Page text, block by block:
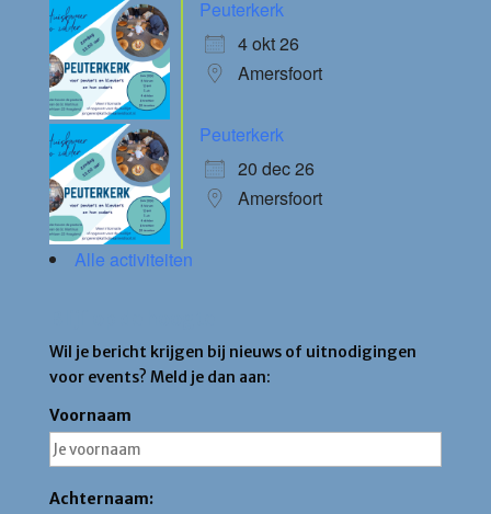
Peuterkerk
4 okt 26
Amersfoort
Peuterkerk
20 dec 26
Amersfoort
Alle activiteiten
Wil je bericht krijgen bij nieuws of uitnodigingen
voor events? Meld je dan aan:
Voornaam
Achternaam: